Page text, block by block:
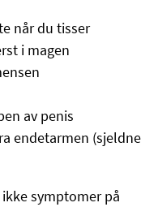
når du tisser
i magen
av penis
endetarmen (sjeldne
symptomer på